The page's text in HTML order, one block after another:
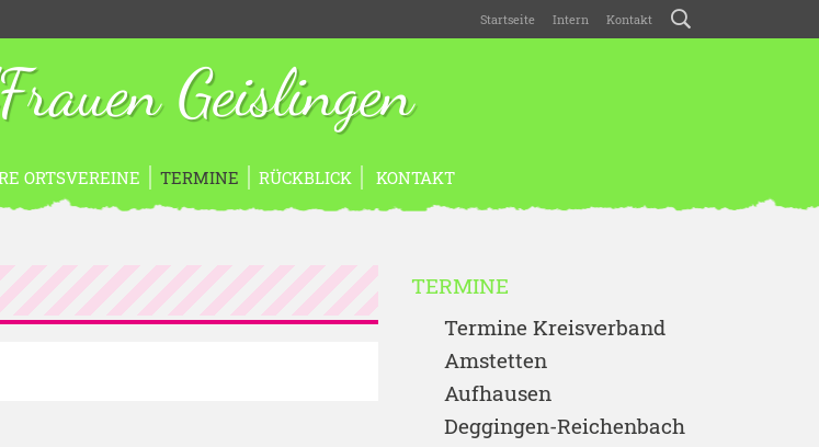
Startseite Intern Kontakt
Geislingen
ORTSVEREINE TERMINE RÜCKBLICK KONTAKT
TERMINE
Termine Kreisverband
Amstetten
Aufhausen
Deggingen-Reichenbach